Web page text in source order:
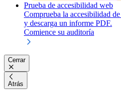
Prueba de accesibilidad web
Comprueba la accesibilidad
y descarga un informe PDF.
Comience su auditoría
Cerrar
Atrás